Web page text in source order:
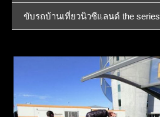
ขับรถบ้านเที่ยวนิวซีแลนด์ the series